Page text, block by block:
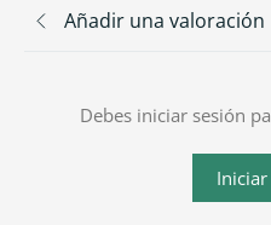
Añadir una valoración
Debes iniciar sesión